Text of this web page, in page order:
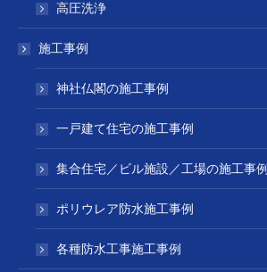
高圧洗浄
施工事例
神社仏閣の施工事例
一戸建て住宅の施工事例
集合住宅／ビル施設／工場の施工事例
ポリウレア防水施工事例
各種防水工事施工事例